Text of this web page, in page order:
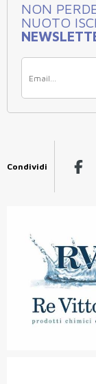
NON
NUOTO
Condividi